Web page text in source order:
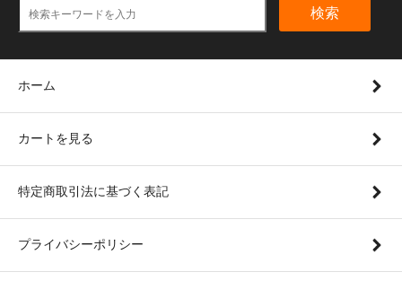
検索
ホーム
カートを見る
特定商取引法に基づく表記
プライバシーポリシー